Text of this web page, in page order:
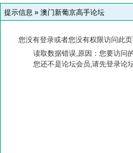
提示信息 » 澳门新葡京高手论坛
您没有登录或者您没有权限访问此
读取数据错误,原因：您要访问
您还不是论坛会员,请先登录论